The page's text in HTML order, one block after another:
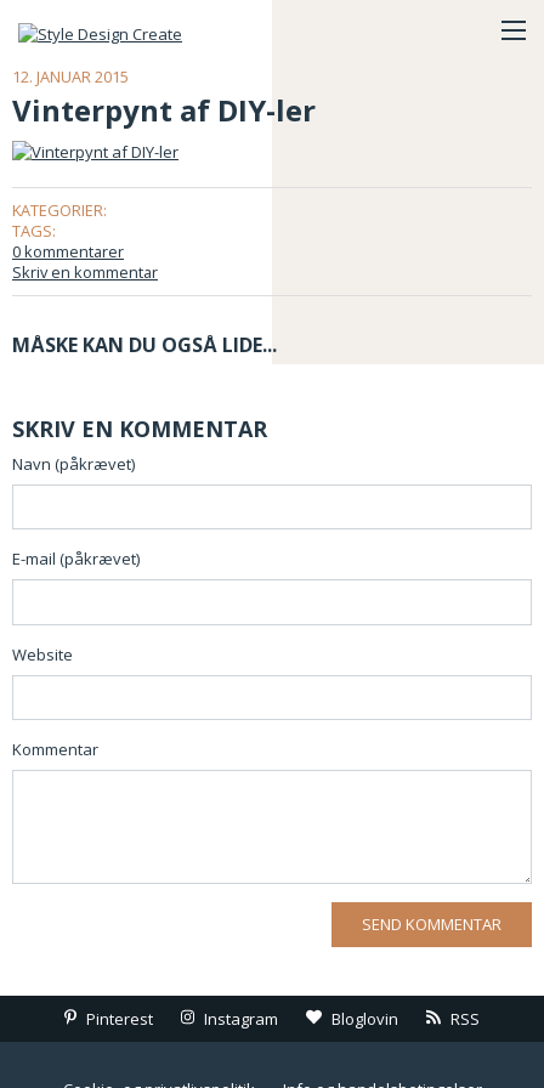
12. JANUAR 2015
Vinterpynt af DIY-ler
KATEGORIER:
TAGS:
0 kommentarer
Skriv en kommentar
MÅSKE KAN DU OGSÅ LIDE...
SKRIV EN KOMMENTAR
Navn (påkrævet)
E-mail (påkrævet)
Website
Kommentar
Pinterest Instagram Bloglovin RSS